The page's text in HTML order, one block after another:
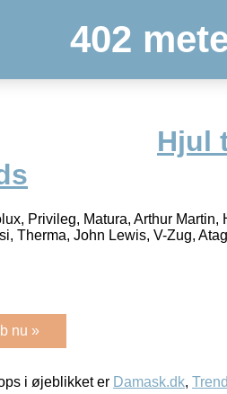
402
Hjul
Privileg, Matura, Arthur
Therma, John Lewis, V-Zug,
nu »
i øjeblikket er Damask.dk,